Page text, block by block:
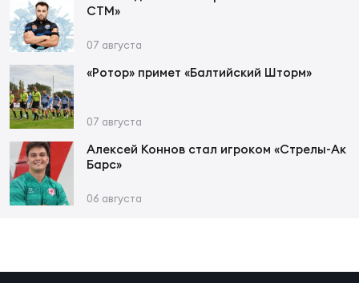
СТМ»
07 августа
«Ротор» примет «Балтийский Шторм»
07 августа
Алексей Коннов стал игроком «Стрелы-Ак
Барс»
06 августа